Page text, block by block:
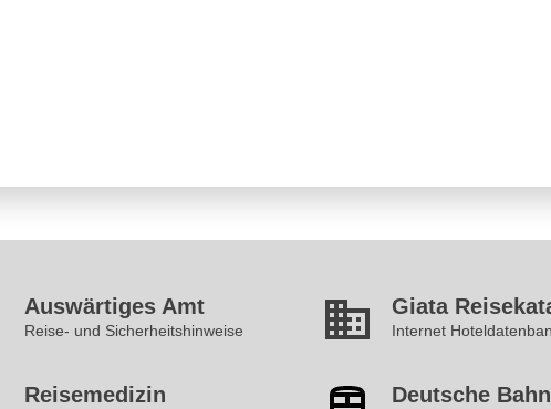
Auswärtiges Amt
Reise- und Sicherheitshinweise
Giata
Internet
Reisemedizin Deutsche Bahn